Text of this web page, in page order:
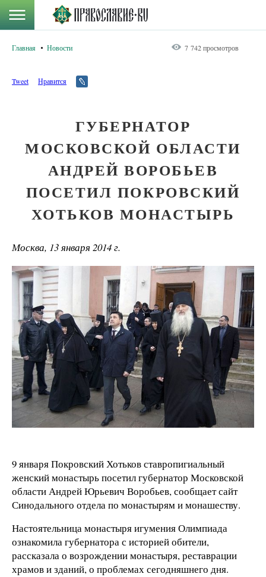
Главная Новости 7 742 просмотров
Tweet Нравится
ГУБЕРНАТОР
МОСКОВСКОЙ ОБЛАСТИ
АНДРЕЙ ВОРОБЬЕВ
ПОСЕТИЛ ПОКРОВСКИЙ
ХОТЬКОВ МОНАСТЫРЬ
Москва, 13 января 2014 г.
9 января Покровский Хотьков ставропигиальный
женский монастырь посетил губернатор Московской
области Андрей Юрьевич Воробьев, сообщает сайт
Синодального отдела по монастырям и монашеству.
Настоятельница монастыря игумения Олимпиада
ознакомила губернатора с историей обители,
рассказала о возрождении монастыря, реставрации
храмов и зданий, о проблемах сегодняшнего дня.